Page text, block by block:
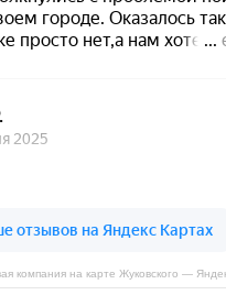
компания на карте Жуковского —